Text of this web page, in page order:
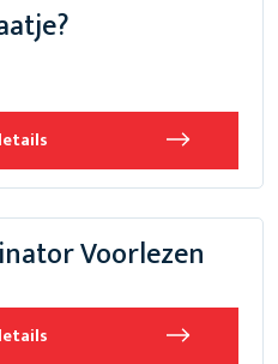
Voorlezen